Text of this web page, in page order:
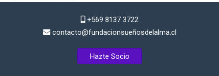
+569 8137 3722
contacto@fundacionsueñosdelalma.cl
Hazte Socio